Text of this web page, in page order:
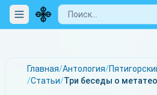
Главная/Антология/
/Статьи/Три беседы о